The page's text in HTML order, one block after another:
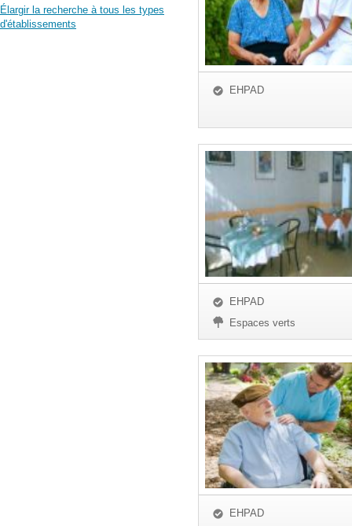
Élargir la recherche à tous les types
d'établissements
EHPAD
EHPAD
Espaces verts
EHPAD